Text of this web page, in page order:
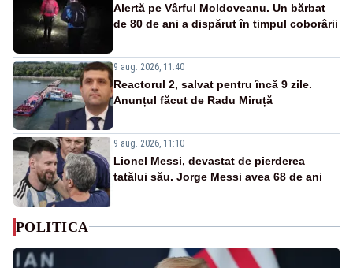
Alertă pe Vârful Moldoveanu. Un bărbat
de 80 de ani a dispărut în timpul coborârii
9 aug. 2026, 11:40
Reactorul 2, salvat pentru încă 9 zile.
Anunțul făcut de Radu Miruță
9 aug. 2026, 11:10
Lionel Messi, devastat de pierderea
tatălui său. Jorge Messi avea 68 de ani
POLITICA